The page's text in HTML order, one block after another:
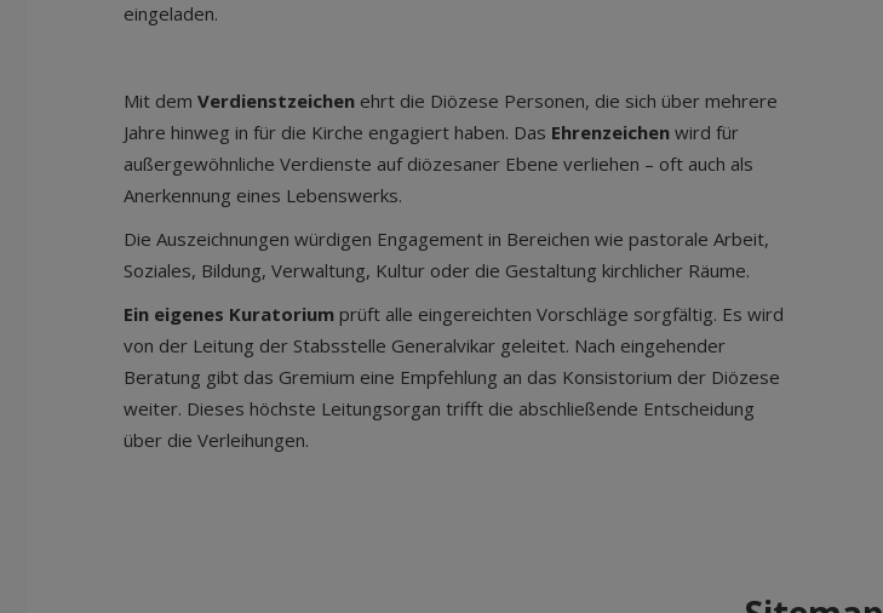
eingeladen.
Mit dem Verdienstzeichen ehrt die Diözese Personen, die sich über mehrere
Jahre hinweg in für die Kirche engagiert haben. Das Ehrenzeichen wird für
außergewöhnliche Verdienste auf diözesaner Ebene verliehen – oft auch als
Anerkennung eines Lebenswerks.
Die Auszeichnungen würdigen Engagement in Bereichen wie pastorale Arbeit,
Soziales, Bildung, Verwaltung, Kultur oder die Gestaltung kirchlicher Räume.
Ein eigenes Kuratorium prüft alle eingereichten Vorschläge sorgfältig. Es wird
von der Leitung der Stabsstelle Generalvikar geleitet. Nach eingehender
Beratung gibt das Gremium eine Empfehlung an das Konsistorium der Diözese
weiter. Dieses höchste Leitungsorgan trifft die abschließende Entscheidung
über die Verleihungen.